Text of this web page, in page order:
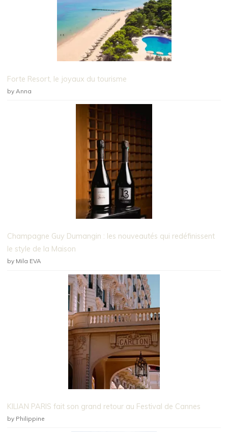
Forte Resort, le joyaux du tourisme
by Anna
Champagne Guy Dumangin : les nouveautés qui redéfinissent
le style de la Maison
by Mila EVA
KILIAN PARIS fait son grand retour au Festival de Cannes
by Philippine